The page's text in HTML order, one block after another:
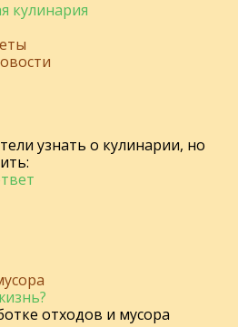
кулинария
узнать о кулинарии, но
отходов и мусора